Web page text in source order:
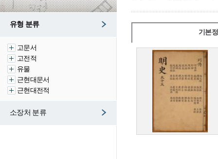
유형 분류
고문서
고전적
유물
근현대문서
근현대전적
소장처 분류
기본